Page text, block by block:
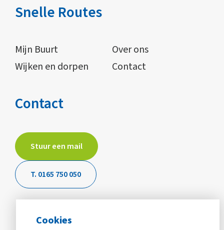
Cookies
Snelle Routes
Mijn Buurt
Over ons
Wijken en dorpen
Contact
Contact
Stuur een mail
T. 0165 750 050